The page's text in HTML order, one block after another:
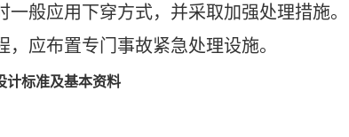
一般应用下穿方式，并采取加强处理措施。
应布置专门事故紧急处理设施。
计标准及基本资料